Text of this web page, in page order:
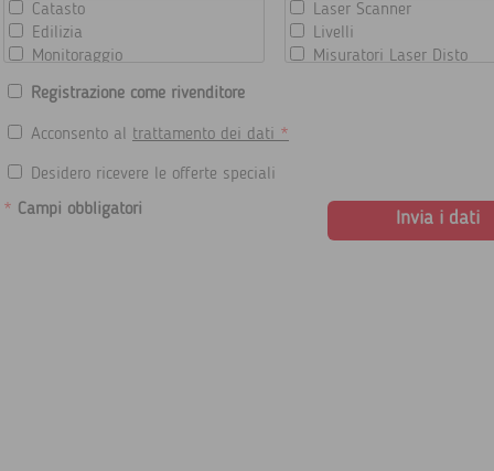
Catasto
Edilizia
Monitoraggio
Termografia e Meteorologia
Tunneling
Laser Scanner
Livelli
Misuratori Laser Disto
Registrazione come rivenditore
Acconsento al trattamento dei dati *
Desidero ricevere le offerte speciali
* Campi obbligatori Invia i dati